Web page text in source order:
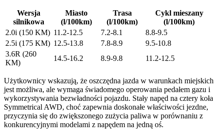
Wersja
silnikowa
Miasto
(l/100km)
Trasa
(l/100km)
Cykl mieszany
(l/100km)
2.0i (150 KM) 11.2-12.5 7.2-8.1
8.8-9.5
2.5i (175 KM) 12.5-13.8 7.8-8.9
9.5-10.8
3.6R (260
KM)
14.5-16.2 8.9-9.8 11.2-12.5
Użytkownicy wskazują, że oszczędna jazda w warunkach miejskich
jest możliwa, ale wymaga świadomego operowania pedałem gazu i
wykorzystywania bezwładności pojazdu. Stały napęd na cztery koła
Symmetrical AWD, choć zapewnia doskonałe właściwości jezdne,
przyczynia się do zwiększonego zużycia paliwa w porównaniu z
konkurencyjnymi modelami z napędem na jedną oś.